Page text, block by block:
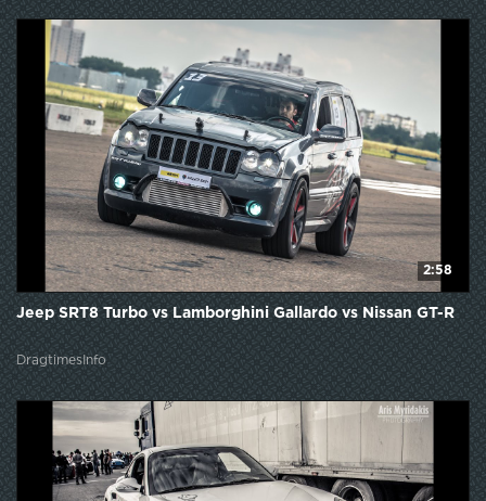
2:58
Jeep SRT8 Turbo vs Lamborghini Gallardo vs Nissan GT-R
DragtimesInfo